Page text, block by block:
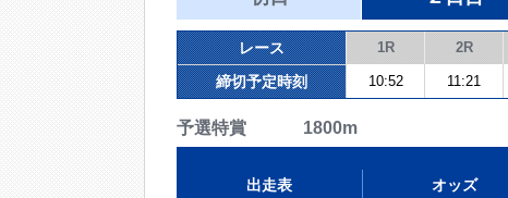
レース 1R 2R
締切予定時刻 10:52 11:21
予選特賞 1800m
出走表 オッズ